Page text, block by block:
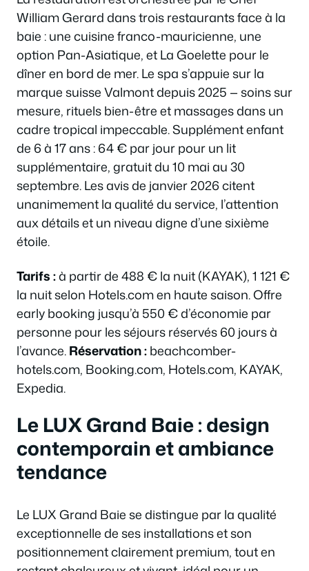
William Gerard dans trois restaurants face à la
baie : une cuisine franco-mauricienne, une
option Pan-Asiatique, et La Goelette pour le
dîner en bord de mer. Le spa s’appuie sur la
marque suisse Valmont depuis 2025 — soins sur
mesure, rituels bien-être et massages dans un
cadre tropical impeccable. Supplément enfant
de 6 à 17 ans : 64 € par jour pour un lit
supplémentaire, gratuit du 10 mai au 30
septembre. Les avis de janvier 2026 citent
unanimement la qualité du service, l’attention
aux détails et un niveau digne d’une sixième
étoile.
Tarifs :à partir de 488 € la nuit (KAYAK), 1 121 €
la nuit selon Hotels.com en haute saison. Offre
early booking jusqu’à 550 € d’économie par
personne pour les séjours réservés 60 jours à
l’avance.Réservation :beachcomber-
hotels.com, Booking.com, Hotels.com, KAYAK,
Expedia.
Le LUX Grand Baie : design
contemporain et ambiance
tendance
Le LUX Grand Baie se distingue par la qualité
exceptionnelle de ses installations et son
positionnement clairement premium, tout en